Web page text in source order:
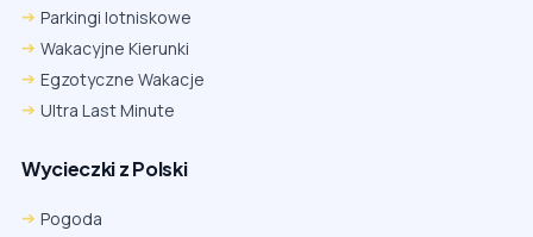
Parkingi lotniskowe
Wakacyjne Kierunki
Egzotyczne Wakacje
Ultra Last Minute
Wycieczki z Polski
Pogoda
Firefox